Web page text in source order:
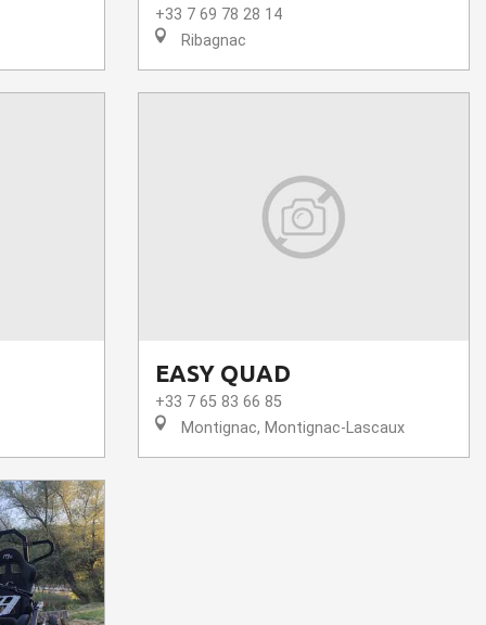
+33 7 69 78 28 14
Ribagnac
EASY QUAD
+33 7 65 83 66 85
Montignac, Montignac-Lascaux